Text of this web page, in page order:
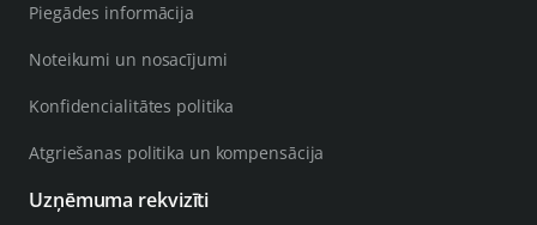
Piegādes informācija
Noteikumi un nosacījumi
Konfidencialitātes politika
Atgriešanas politika un kompensācija
Uzņēmuma rekvizīti